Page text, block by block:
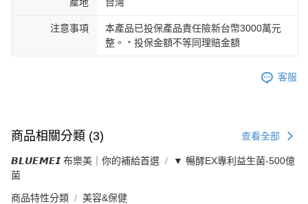
注意事項
本產品已投保產品責任險新台幣3000萬元
整。﹡投保金額不等同理賠金額
客服
商品相關分類 (3) 查看全部
𝘽𝙇𝙐𝙀𝙈𝙀𝙄 布樂美｜你的補給首選
▼ 暢酵EX專利益生菌-500億
菌
商品特性分類 美容&保健